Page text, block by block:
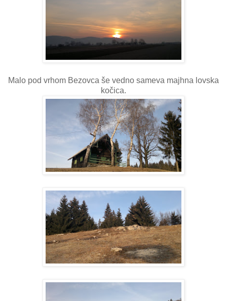
Malo pod vrhom Bezovca še vedno sameva majhna lovska
kočica.